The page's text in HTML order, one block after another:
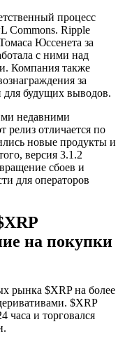
процесс
Commons. Ripple
Юссенета за
с ними над
Компания также
за
для будущих выводов.
недавними
релиз отличается по
новые продукты и
версия 3.1.2
сбоев и
для операторов
на покупки
рынка $XRP на более
$XRP
часа и торговался